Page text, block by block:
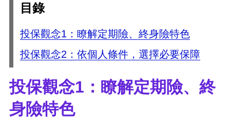
目錄
投保觀念1：瞭解定期險、終身險特色
投保觀念2：依個人條件，選擇必要保障
投保觀念1：瞭解定期險、終
身險特色